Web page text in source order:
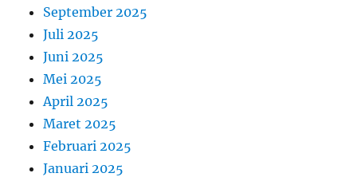
September 2025
Juli 2025
Juni 2025
Mei 2025
April 2025
Maret 2025
Februari 2025
Januari 2025